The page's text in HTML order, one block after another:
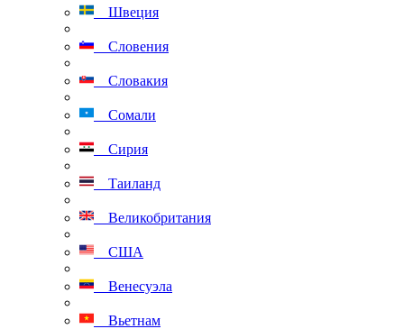
Швеция
Словения
Словакия
Сомали
Сирия
Таиланд
Великобритания
США
Венесуэла
Вьетнам